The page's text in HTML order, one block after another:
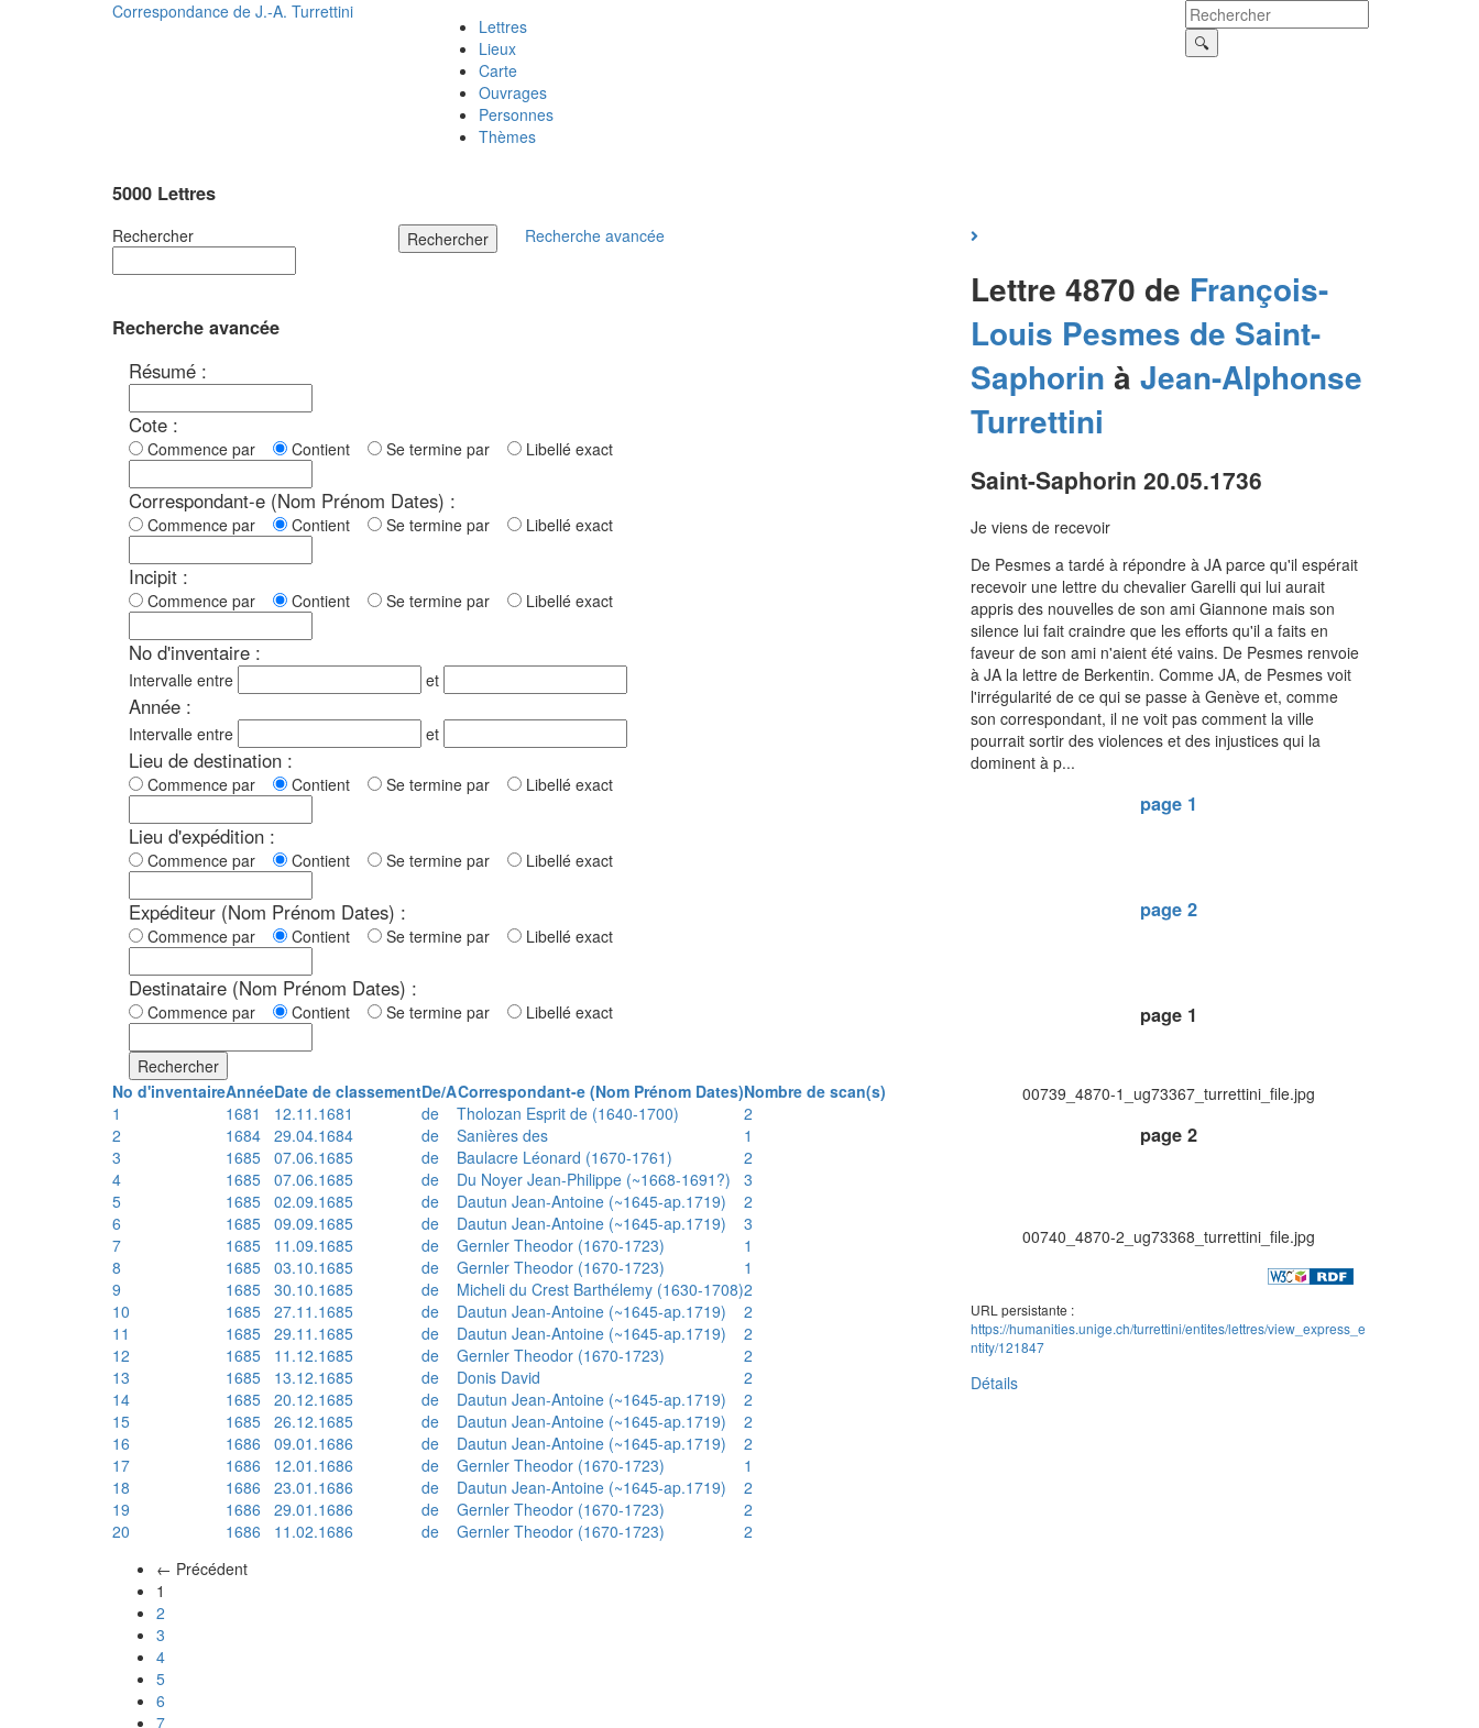
Correspondance de J.-A. Turrettini
Lettres
Lieux
Carte
Ouvrages
Personnes
Thèmes
5000 Lettres
Rechercher Rechercher Recherche avancée
Recherche avancée
Résumé :
Cote :
Commence par Contient Se termine par Libellé exact
Correspondant-e (Nom Prénom Dates) :
Commence par Contient Se termine par Libellé exact
Incipit :
Commence par Contient Se termine par Libellé exact
No d'inventaire :
Intervalle entre et
Année :
Intervalle entre et
Lieu de destination :
Commence par Contient Se termine par Libellé exact
Lieu d'expédition :
Commence par Contient Se termine par Libellé exact
Expéditeur (Nom Prénom Dates) :
Commence par Contient Se termine par Libellé exact
Destinataire (Nom Prénom Dates) :
Commence par Contient Se termine par Libellé exact
Rechercher
No d'inventaireAnnéeDate de classementDe/ACorrespondant-e (Nom Prénom Dates)Nombre de scan(s)
1
1681 12.11.1681 de Tholozan Esprit de (1640-1700)
2
2
1684 29.04.1684 de Sanières des
1
3
1685 07.06.1685 de Baulacre Léonard (1670-1761)
2
4
1685 07.06.1685 de Du Noyer Jean-Philippe (~1668-1691?)
3
5
1685 02.09.1685 de Dautun Jean-Antoine (~1645-ap.1719)
2
6
1685 09.09.1685 de Dautun Jean-Antoine (~1645-ap.1719)
3
7
1685 11.09.1685 de Gernler Theodor (1670-1723)
1
8
1685 03.10.1685 de Gernler Theodor (1670-1723)
1
9
1685 30.10.1685 de Micheli du Crest Barthélemy (1630-1708)2
10
1685 27.11.1685 de Dautun Jean-Antoine (~1645-ap.1719)
2
11
1685 29.11.1685 de Dautun Jean-Antoine (~1645-ap.1719)
2
12
1685 11.12.1685 de Gernler Theodor (1670-1723)
2
13
1685 13.12.1685 de Donis David
2
14
1685 20.12.1685 de Dautun Jean-Antoine (~1645-ap.1719)
2
15
1685 26.12.1685 de Dautun Jean-Antoine (~1645-ap.1719)
2
16
1686 09.01.1686 de Dautun Jean-Antoine (~1645-ap.1719)
2
17
1686 12.01.1686 de Gernler Theodor (1670-1723)
1
18
1686 23.01.1686 de Dautun Jean-Antoine (~1645-ap.1719)
2
19
1686 29.01.1686 de Gernler Theodor (1670-1723)
2
20
1686 11.02.1686 de Gernler Theodor (1670-1723)
2
← Précédent
1
2
3
4
5
6
7
Lettre 4870 de François-
Louis Pesmes de Saint-
Saphorin à Jean-Alphonse
Turrettini
Saint-Saphorin 20.05.1736
Je viens de recevoir
De Pesmes a tardé à répondre à JA parce qu'il espérait
recevoir une lettre du chevalier Garelli qui lui aurait
appris des nouvelles de son ami Giannone mais son
silence lui fait craindre que les efforts qu'il a faits en
faveur de son ami n'aient été vains. De Pesmes renvoie
à JA la lettre de Berkentin. Comme JA, de Pesmes voit
l'irrégularité de ce qui se passe à Genève et, comme
son correspondant, il ne voit pas comment la ville
pourrait sortir des violences et des injustices qui la
dominent à p...
page 1
page 2
page 1
00739_4870-1_ug73367_turrettini_file.jpg
page 2
00740_4870-2_ug73368_turrettini_file.jpg
URL persistante :
https://humanities.unige.ch/turrettini/entites/lettres/view_express_e
ntity/121847
Détails